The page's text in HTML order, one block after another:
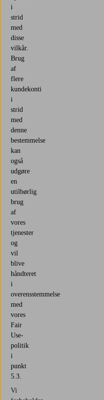
i
strid
med
disse
vilkår.
Brug
af
flere
kundekonti
i
strid
med
denne
bestemmelse
kan
også
udgøre
en
utilbørlig
brug
af
vores
tjenester
og
vil
blive
håndteret
i
overensstemmelse
med
vores
Fair
Use-
politik
i
punkt
5.3.
Vi